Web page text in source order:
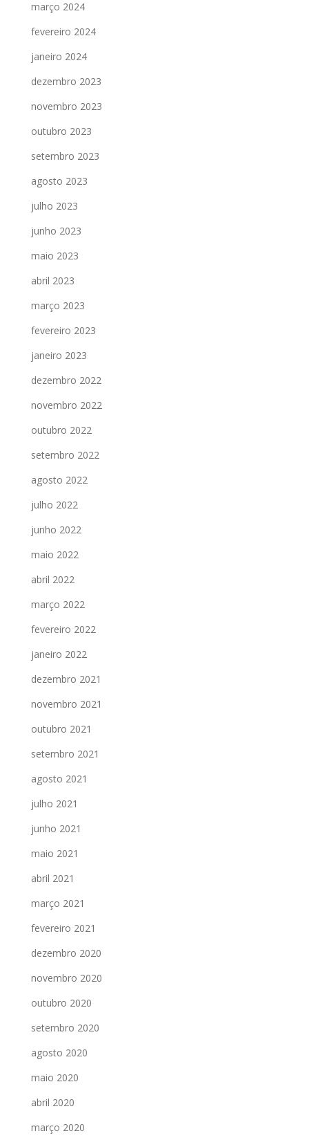
março 2024
fevereiro 2024
janeiro 2024
dezembro 2023
novembro 2023
outubro 2023
setembro 2023
agosto 2023
julho 2023
junho 2023
maio 2023
abril 2023
março 2023
fevereiro 2023
janeiro 2023
dezembro 2022
novembro 2022
outubro 2022
setembro 2022
agosto 2022
julho 2022
junho 2022
maio 2022
abril 2022
março 2022
fevereiro 2022
janeiro 2022
dezembro 2021
novembro 2021
outubro 2021
setembro 2021
agosto 2021
julho 2021
junho 2021
maio 2021
abril 2021
março 2021
fevereiro 2021
dezembro 2020
novembro 2020
outubro 2020
setembro 2020
agosto 2020
maio 2020
abril 2020
março 2020